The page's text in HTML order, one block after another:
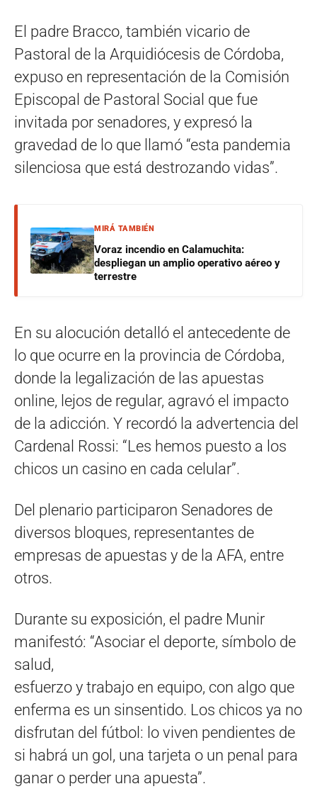
El padre Bracco, también vicario de
Pastoral de la Arquidiócesis de Córdoba,
expuso en representación de la Comisión
Episcopal de Pastoral Social que fue
invitada por senadores, y expresó la
gravedad de lo que llamó “esta pandemia
silenciosa que está destrozando vidas”.
MIRÁ TAMBIÉN
Voraz incendio en Calamuchita:
despliegan un amplio operativo aéreo y
terrestre
En su alocución detalló el antecedente de
lo que ocurre en la provincia de Córdoba,
donde la legalización de las apuestas
online, lejos de regular, agravó el impacto
de la adicción. Y recordó la advertencia del
Cardenal Rossi: “Les hemos puesto a los
chicos un casino en cada celular”.
Del plenario participaron Senadores de
diversos bloques, representantes de
empresas de apuestas y de la AFA, entre
otros.
Durante su exposición, el padre Munir
manifestó: “Asociar el deporte, símbolo de
salud,
esfuerzo y trabajo en equipo, con algo que
enferma es un sinsentido. Los chicos ya no
disfrutan del fútbol: lo viven pendientes de
si habrá un gol, una tarjeta o un penal para
ganar o perder una apuesta”.